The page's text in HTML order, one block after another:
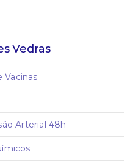
Vedras
Vacinas
Arterial 48h